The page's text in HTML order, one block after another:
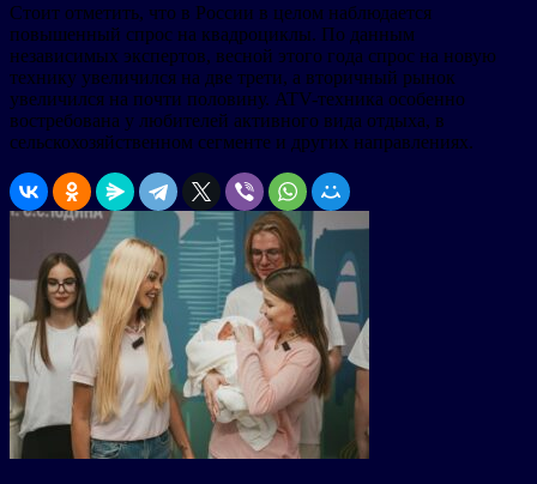
Стоит отметить, что в России в целом наблюдается
повышенный спрос на квадроциклы. По данным
независимых экспертов, весной этого года спрос на новую
технику увеличился на две трети, а вторичный рынок
увеличился на почти половину. ATV-техника особенно
востребована у любителей активного вида отдыха, в
сельскохозяйственном сегменте и других направлениях.